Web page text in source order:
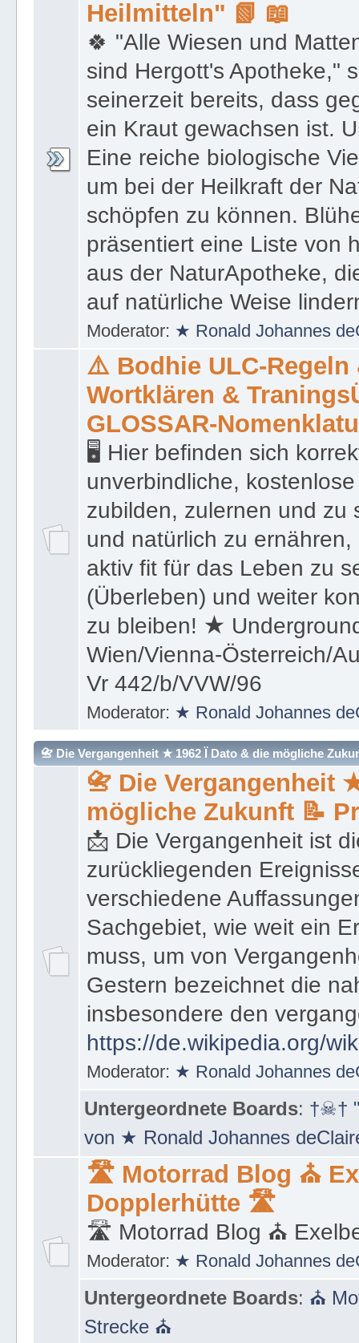
📚 "Das verlorene
Heilmitteln" 📗 📖
🍀 "Alle Wiesen und
sind Hergott's Apotheke,"
seinerzeit bereits, dass
ein Kraut gewachsen ist.
Eine reiche biologische
um bei der Heilkraft der
schöpfen zu können.
präsentiert eine Liste von
aus der NaturApotheke,
auf natürliche Weise
Moderator:★ Ronald Johannes
⚠️ Bodhie ULC-Regeln
Wortklären &
GLOSSAR-
🖥 Hier befinden sich
unverbindliche,
zubilden, zulernen und zu
und natürlich zu
aktiv fit für das Leben zu
(Überleben) und weiter
zu bleiben! ★
Wien/Vienna-Österreich/
Vr 442/b/VVW/96
Moderator:★ Ronald Johannes
📇 Die Vergangenheit ★ 1962 Ï Dato & die mögliche
📇 Die Vergangenheit
mögliche Zukunft 📝
📩 Die Vergangenheit ist
zurückliegenden
verschiedene
Sachgebiet, wie weit ein
muss, um von
Gestern bezeichnet die
insbesondere den
https://de.wikipedia.org/
Moderator:★ Ronald Johannes
Untergeordnete Boards:†☠†
von ★ Ronald Johannes
🛣 Motorrad Blog ⛪
Dopplerhütte 🛣
🛣 Motorrad Blog ⛪
Moderator:★ Ronald Johannes
Untergeordnete Boards